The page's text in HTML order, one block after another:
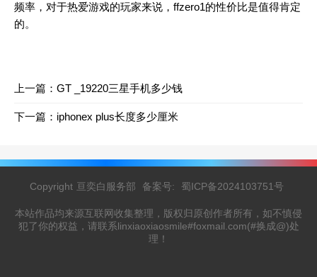
频率，对于热爱游戏的玩家来说，ffzero1的性价比是值得肯定
的。
上一篇： GT _19220三星手机多少钱
下一篇： iphonex plus长度多少厘米
Copyright 亘奕白服务部 备案号: 蜀ICP备2024103751号
本站作品均来源互联网收集整理，版权归原创作者所有，如不慎侵
犯了你的权益，请联系linxiaoxiaosmile#foxmail.com(#换成@)处
理！